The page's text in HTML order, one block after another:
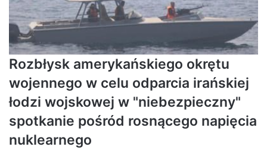
Rozbłysk amerykańskiego okrętu
wojennego w celu odparcia irańskiej
łodzi wojskowej w "niebezpieczny"
spotkanie pośród rosnącego napięcia
nuklearnego